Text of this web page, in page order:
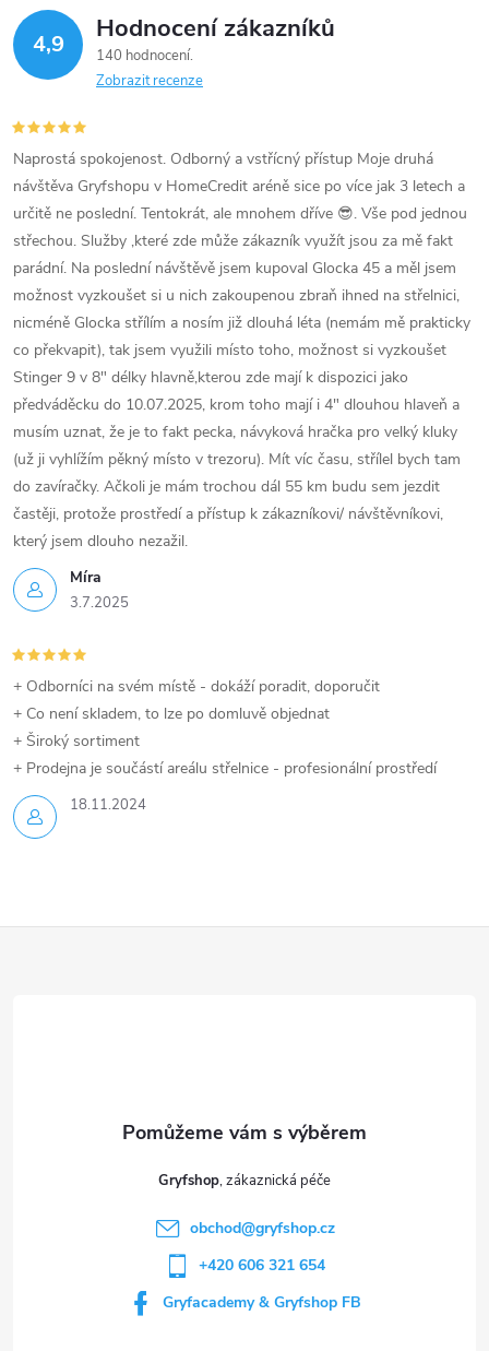
4,9 Hodnocení zákazníků
140 hodnocení
Zobrazit recenze
Míra
3.7.2025
Naprostá spokojenost. Odborný a vstřícný přístup Moje druhá
návštěva Gryfshopu v HomeCredit aréně sice po více jak 3 letech a
určitě ne poslední. Tentokrát, ale mnohem dříve 😎. Vše pod jednou
střechou. Služby ,které zde může zákazník využít jsou za mě fakt
parádní. Na poslední návštěvě jsem kupoval Glocka 45 a měl jsem
možnost vyzkoušet si u nich zakoupenou zbraň ihned na střelnici,
nicméně Glocka střílím a nosím již dlouhá léta (nemám mě prakticky
co překvapit), tak jsem využili místo toho, možnost si vyzkoušet
Stinger 9 v 8" délky hlavně,kterou zde mají k dispozici jako
předváděcku do 10.07.2025, krom toho mají i 4" dlouhou hlaveň a
musím uznat, že je to fakt pecka, návyková hračka pro velký kluky
(už ji vyhlížím pěkný místo v trezoru). Mít víc času, střílel bych tam
do zavíračky. Ačkoli je mám trochou dál 55 km budu sem jezdit
častěji, protože prostředí a přístup k zákazníkovi/ návštěvníkovi,
který jsem dlouho nezažil.
18.11.2024
+ Odborníci na svém místě - dokáží poradit, doporučit
+ Co není skladem, to lze po domluvě objednat
+ Široký sortiment
+ Prodejna je součástí areálu střelnice - profesionální prostředí
Gryfshop
obchod@gryfshop.cz
+420 606 321 654
Gryfacademy & Gryfshop FB